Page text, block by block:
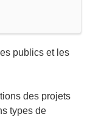
publics et les
des projets
types de